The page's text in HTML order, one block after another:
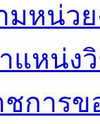
มหน่ว
แหน่ง
ชการ